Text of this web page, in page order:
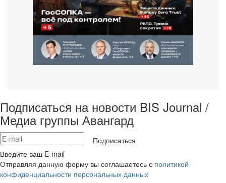
Подписаться на новости BIS Journal /
Медиа группы Авангард
Подписаться
Введите ваш E-mail
Отправляя данную форму вы соглашаетесь с политикой
конфиденциальности персональных данных